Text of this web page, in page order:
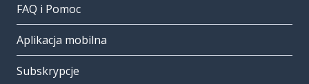
FAQ i Pomoc
Aplikacja mobilna
Subskrypcje